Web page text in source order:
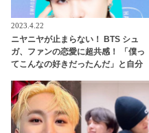
2023.4.22
ニヤニヤが止まらない！ BTS シュ
ガ、ファンの恋愛に超共感！ 「僕っ
てこんなの好きだったんだ」と自分
ワクワクする様子がかわいすぎる